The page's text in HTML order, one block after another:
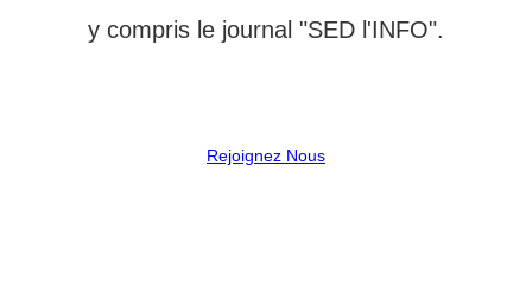
y compris le journal "SED l'INFO".
Rejoignez Nous